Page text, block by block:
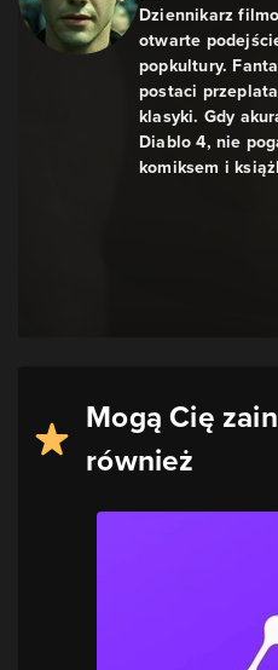
Dziennikarz
otwarte
popkultury.
postaci
klasyki. Gdy
Diablo 4, nie
komiksem i
Mogą Cię
również